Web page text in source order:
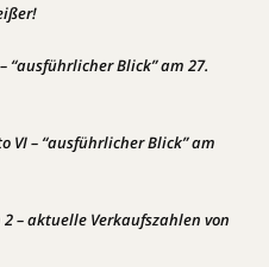
“ausführlicher Blick” am 27.
VI – “ausführlicher Blick” am
– aktuelle Verkaufszahlen von